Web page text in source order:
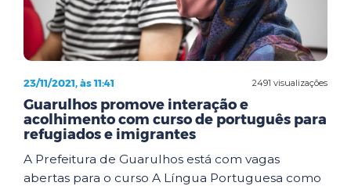
2491 visualizações
23/11/2021, às 11:41
Guarulhos promove interação e
acolhimento com curso de português para
refugiados e imigrantes
A Prefeitura de Guarulhos está com vagas
abertas para o curso A Língua Portuguesa como